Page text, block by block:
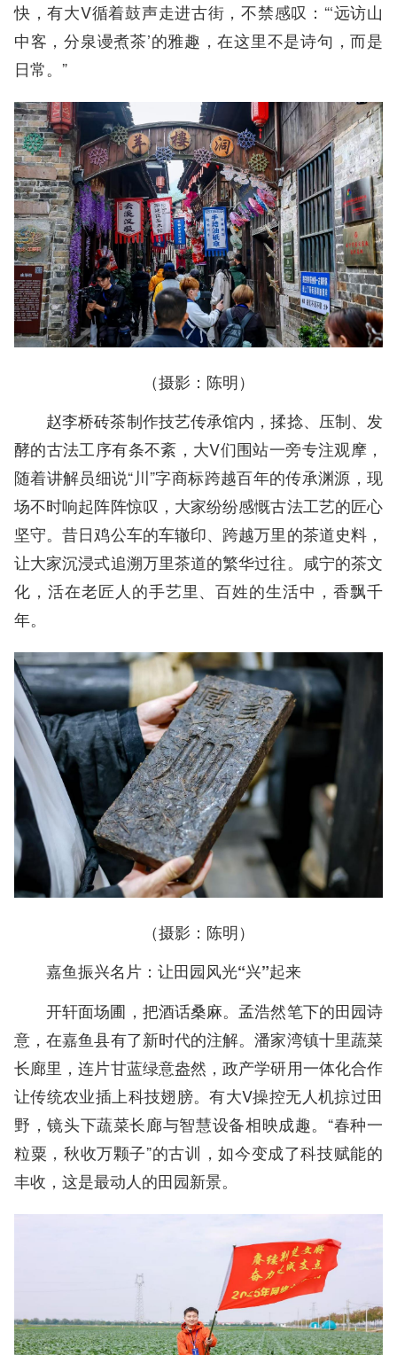
快，有大V循着鼓声走进古街，不禁感叹：“‘远访山
中客，分泉谩煮茶’的雅趣，在这里不是诗句，而是
日常。”
（摄影：陈明）
赵李桥砖茶制作技艺传承馆内，揉捻、压制、发
酵的古法工序有条不紊，大V们围站一旁专注观摩，
随着讲解员细说“川”字商标跨越百年的传承渊源，现
场不时响起阵阵惊叹，大家纷纷感慨古法工艺的匠心
坚守。昔日鸡公车的车辙印、跨越万里的茶道史料，
让大家沉浸式追溯万里茶道的繁华过往。咸宁的茶文
化，活在老匠人的手艺里、百姓的生活中，香飘千
年。
（摄影：陈明）
嘉鱼振兴名片：让田园风光“兴”起来
开轩面场圃，把酒话桑麻。孟浩然笔下的田园诗
意，在嘉鱼县有了新时代的注解。潘家湾镇十里蔬菜
长廊里，连片甘蓝绿意盎然，政产学研用一体化合作
让传统农业插上科技翅膀。有大V操控无人机掠过田
野，镜头下蔬菜长廊与智慧设备相映成趣。“春种一
粒粟，秋收万颗子”的古训，如今变成了科技赋能的
丰收，这是最动人的田园新景。